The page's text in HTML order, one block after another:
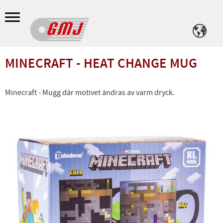
Meny
MINECRAFT - HEAT CHANGE MUG
Minecraft - Mugg där motivet ändras av varm dryck.